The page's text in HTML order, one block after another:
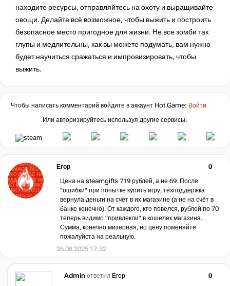
находите ресурсы, отправляйтесь на охоту и выращивайте
овощи. Делайте всё возможное, чтобы выжить и построить
безопасное место пригодное для жизни. Не все зомби так
глупы и медлительны, как вы можете подумать, вам нужно
будет научиться сражаться и импровизировать, чтобы
выжить.
Чтобы написать комментарий войдите в аккаунт Hot.Game: Войти
Или авторизируйтесь используя другие сервисы:
Егор
0
Цена на steamgifts 719 рублей, а не 69. После
"ошибки" при попытке купить игру, техподдержка
вернула деньги на счёт в их магазине (а не на счёт в
банке конечно). От каждого, кто повелся, рублей по 70
теперь видимо "привлекли" в кошелек магазина.
Сумма, конечно мизерная, но цену поменяйте
пожалуйста на реальную.
26.08.2025 17:32
Admin ответил Егор
0